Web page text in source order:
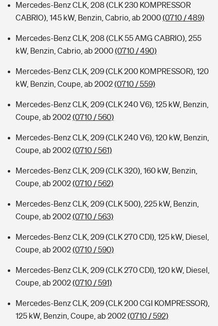
Mercedes-Benz CLK, 208 (CLK 230 KOMPRESSOR
CABRIO), 145 kW, Benzin, Cabrio, ab 2000(0710 / 489)
Mercedes-Benz CLK, 208 (CLK 55 AMG CABRIO), 255
kW, Benzin, Cabrio, ab 2000(0710 / 490)
Mercedes-Benz CLK, 209 (CLK 200 KOMPRESSOR), 120
kW, Benzin, Coupe, ab 2002(0710 / 559)
Mercedes-Benz CLK, 209 (CLK 240 V6), 125 kW, Benzin,
Coupe, ab 2002(0710 / 560)
Mercedes-Benz CLK, 209 (CLK 240 V6), 120 kW, Benzin,
Coupe, ab 2002(0710 / 561)
Mercedes-Benz CLK, 209 (CLK 320), 160 kW, Benzin,
Coupe, ab 2002(0710 / 562)
Mercedes-Benz CLK, 209 (CLK 500), 225 kW, Benzin,
Coupe, ab 2002(0710 / 563)
Mercedes-Benz CLK, 209 (CLK 270 CDI), 125 kW, Diesel,
Coupe, ab 2002(0710 / 590)
Mercedes-Benz CLK, 209 (CLK 270 CDI), 120 kW, Diesel,
Coupe, ab 2002(0710 / 591)
Mercedes-Benz CLK, 209 (CLK 200 CGI KOMPRESSOR),
125 kW, Benzin, Coupe, ab 2002(0710 / 592)